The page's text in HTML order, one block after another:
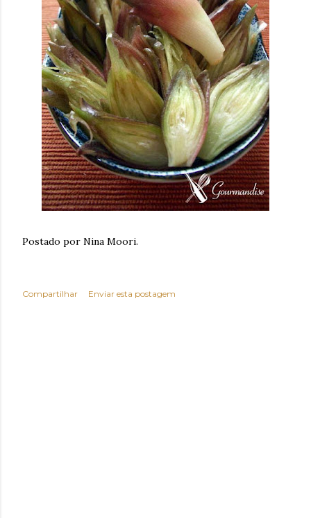
Postado por Nina Moori.
Compartilhar Enviar esta postagem